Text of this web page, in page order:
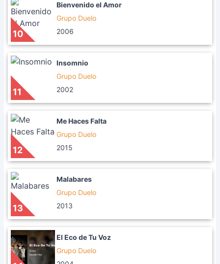
10
Bienvenido el Amor
Grupo Duelo
2006
11
Insomnio
Grupo Duelo
2002
12
Me Haces Falta
Grupo Duelo
2015
13
Malabares
Grupo Duelo
2013
El Eco de Tu Voz
Grupo Duelo